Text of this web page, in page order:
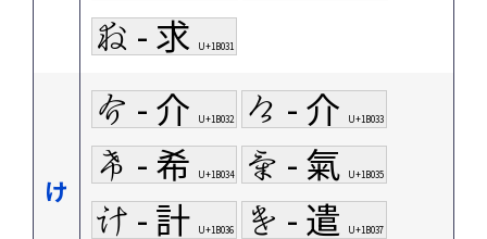
𛀱 - 求 U+1B031
け
𛀲 - 介 U+1B032 𛀳 - 介 U+1B033
𛀴 - 希 U+1B034 𛀵 - 氣 U+1B035
𛀶 - 計 U+1B036 𛀷 - 遣 U+1B037